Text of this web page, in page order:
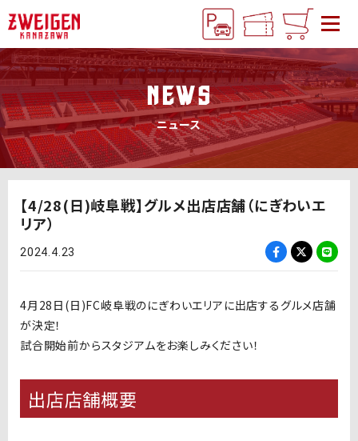
NEWS
ニュース
【4/28(日)岐阜戦】グルメ出店店舗（にぎわいエ
リア）
2024.4.23
4月28日(日)FC岐阜戦のにぎわいエリアに出店するグルメ店舗
が決定！
試合開始前からスタジアムをお楽しみください！
出店店舗概要